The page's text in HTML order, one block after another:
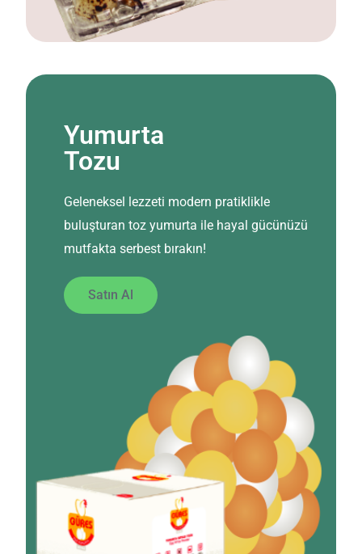
Yumurta
Tozu
Geleneksel lezzeti modern pratiklikle
buluşturan toz yumurta ile hayal gücünüzü
mutfakta serbest bırakın!
Satın Al